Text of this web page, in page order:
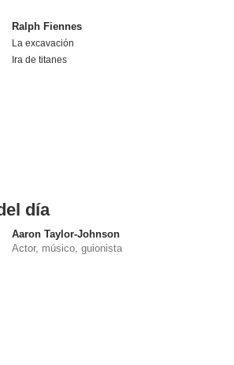
Ralph Fiennes
La excavación
Ira de titanes
día
Aaron Taylor-Johnson
Actor, músico, guionista